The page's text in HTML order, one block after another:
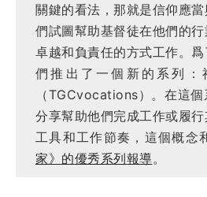
關鍵的看法，那就是信仰應
們試圖幫助基督徒在他們的行
卓越和負責任的方式工作。
們推出了一個新的系列：
（TGCvocations）。在這
分享幫助他們完成工作或履行
工具和工作節奏，這個概念
家》的優秀系列報導。